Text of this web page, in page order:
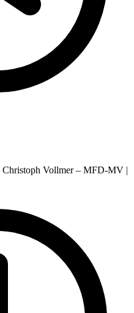
Vollmer – MFD-MV |